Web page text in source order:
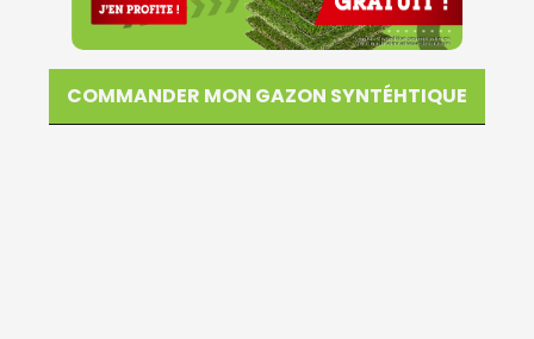
COMMANDER MON GAZON SYNTÉHTIQUE